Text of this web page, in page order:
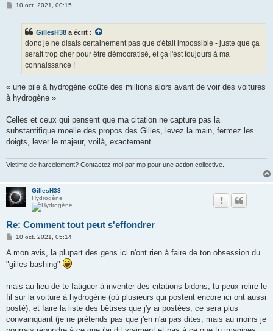
M10 oct. 2021, 00:15
GillesH38 a écrit :
donc je ne disais certainement pas que c'était impossible - juste que ça
serait trop cher pour être démocratisé, et ça l'est toujours à ma
connaissance !
« une pile à hydrogène coûte des millions alors avant de voir des voitures
à hydrogène »
Celles et ceux qui pensent que ma citation ne capture pas la
substantifique moelle des propos des Gilles, levez la main, fermez les
doigts, lever le majeur, voilà, exactement.
Victime de harcèlement? Contactez moi par mp pour une action collective.
GillesH38
Hydrogène
Re: Comment tout peut s'effondrer
M
s
10 oct. 2021, 05:14
A mon avis, la plupart des gens ici n'ont rien à faire de ton obsession du
"gilles bashing"
mais au lieu de te fatiguer à inventer des citations bidons, tu peux relire le
fil sur la voiture à hydrogène (où plusieurs qui postent encore ici ont aussi
posté), et faire la liste des bêtises que j'y ai postées, ce sera plus
convainquant (je ne prétends pas que j'en n'ai pas dites, mais au moins je